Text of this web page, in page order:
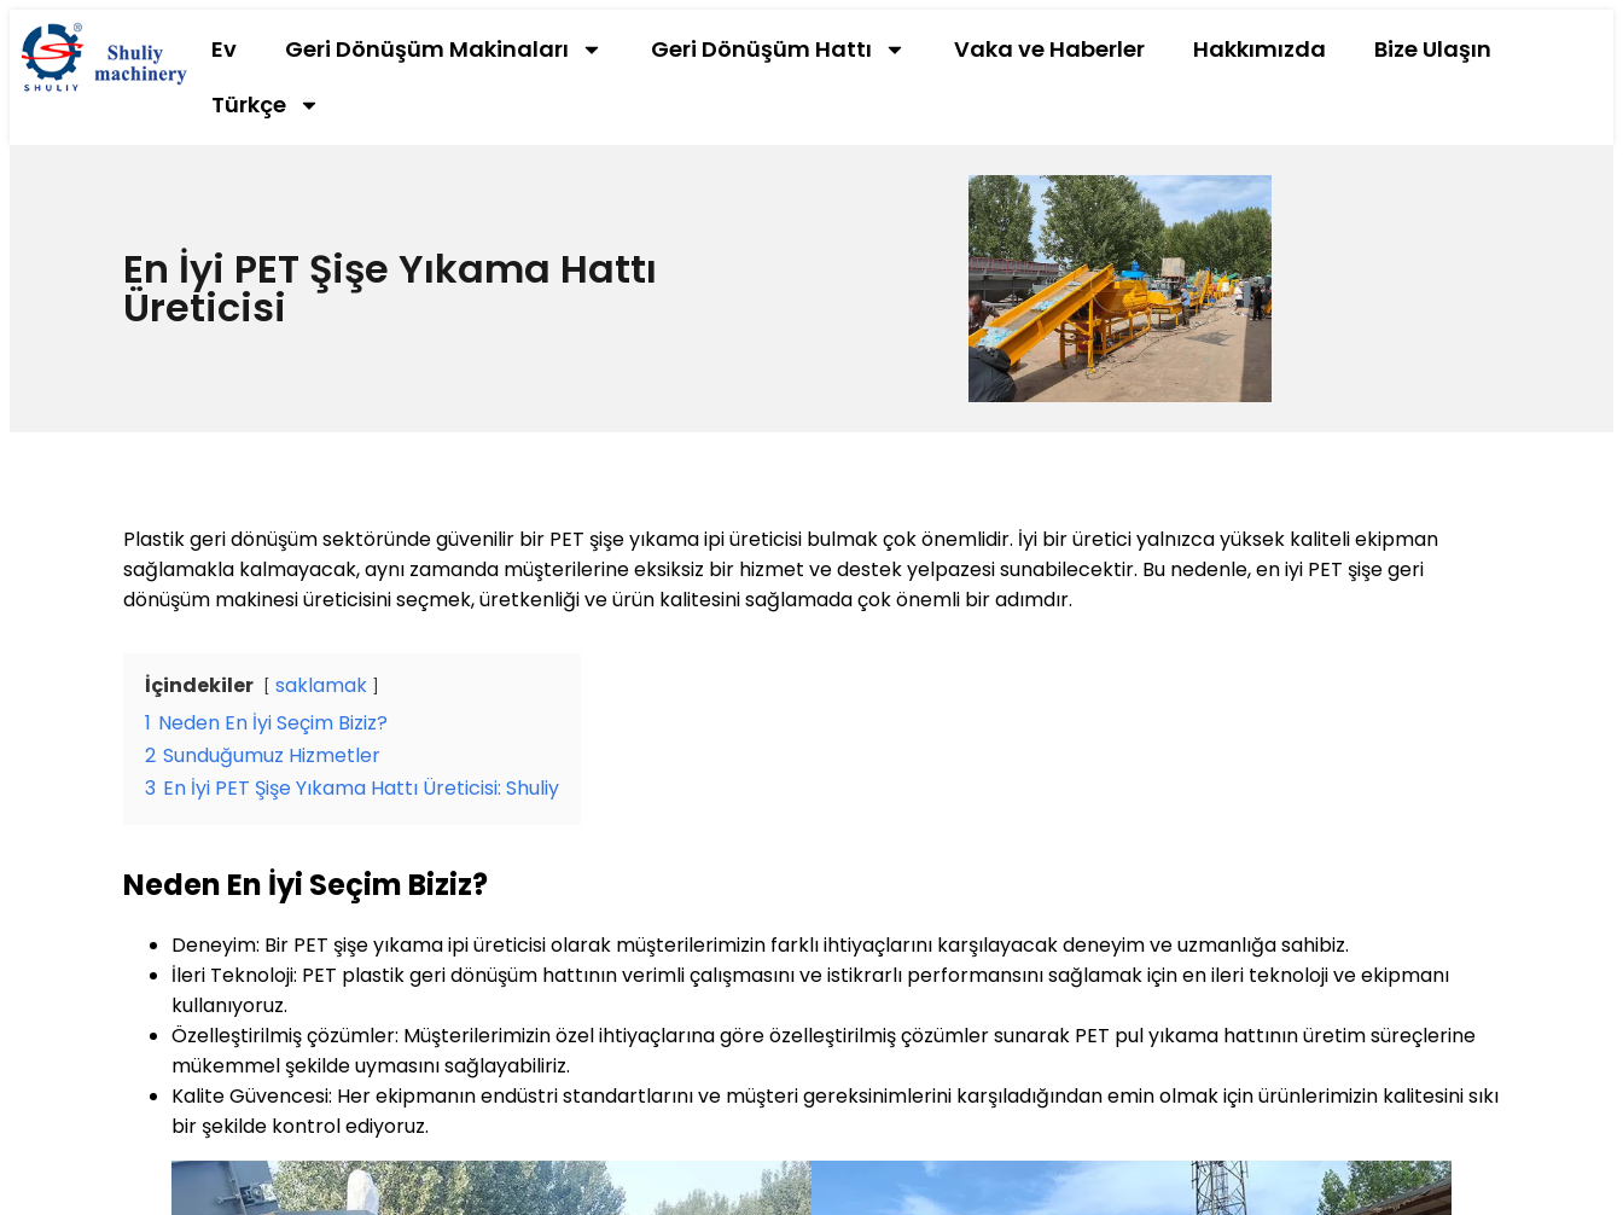
Ev Geri Dönüşüm Makinaları Geri Dönüşüm Hattı Vaka ve Haberler Hakkımızda
Bize Ulaşın
Türkçe
En İyi PET Şişe Yıkama Hattı
Üreticisi
Plastik geri dönüşüm sektöründe güvenilir bir PET şişe yıkama ipi üreticisi bulmak çok önemlidir. İyi bir üretici yalnızca yüksek kaliteli ekipman
sağlamakla kalmayacak, aynı zamanda müşterilerine eksiksiz bir hizmet ve destek yelpazesi sunabilecektir. Bu nedenle, en iyi PET şişe geri
dönüşüm makinesi üreticisini seçmek, üretkenliği ve ürün kalitesini sağlamada çok önemli bir adımdır.
İçindekiler
saklamak
1 Neden En İyi Seçim Biziz?
2 Sunduğumuz Hizmetler
3 En İyi PET Şişe Yıkama Hattı Üreticisi: Shuliy
Neden En İyi Seçim Biziz?
Deneyim: Bir PET şişe yıkama ipi üreticisi olarak müşterilerimizin farklı ihtiyaçlarını karşılayacak deneyim ve uzmanlığa sahibiz.
İleri Teknoloji: PET plastik geri dönüşüm hattının verimli çalışmasını ve istikrarlı performansını sağlamak için en ileri teknoloji ve ekipmanı
kullanıyoruz.
Özelleştirilmiş çözümler: Müşterilerimizin özel ihtiyaçlarına göre özelleştirilmiş çözümler sunarak PET pul yıkama hattının üretim süreçlerine
mükemmel şekilde uymasını sağlayabiliriz.
Kalite Güvencesi: Her ekipmanın endüstri standartlarını ve müşteri gereksinimlerini karşıladığından emin olmak için ürünlerimizin kalitesini sıkı
bir şekilde kontrol ediyoruz.